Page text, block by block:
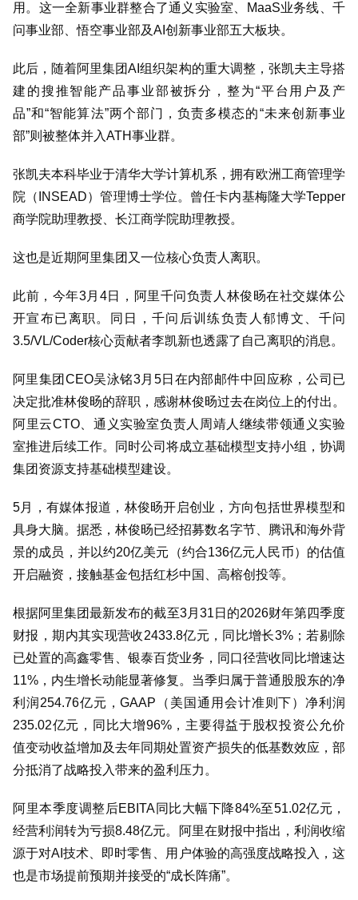
用。这一全新事业群整合了通义实验室、
MaaS业务线、千
问事业部、悟空事业部及AI 创新事业部五大板块。
此后，随着阿里集团AI组织架构的重大调整，张凯夫主导搭
建的搜推智能产品事业部被拆分，整为“平台用户及产
品”和“智能算法”两个部门，负责多模态的“未来创新事业
部”则被整体并入ATH事业群。
张凯夫本科毕业于清华大学计算机系，拥有欧洲工商管理学
院（ INSEAD）管理博士学位。曾任卡内基梅隆大学Tepper
商学院助理教授、长江商学院助理教授。
这也是近期阿里集团又一位核心负责人离职。
此前，今年3月 4日，阿里千问负责人林俊旸在社交媒体公
开宣布已离职。同日，千问后训练负责人郁博文、千问
3.5/VL/Coder核心贡献者李凯新也透露了自己离职的消息。
阿里集团 CEO吴泳铭3月 5日在内部邮件中回应称，公司已
决定批准林俊旸的辞职，感谢林俊旸过去在岗位上的付出。
阿里云CTO、通义实验室负责人周靖人继续带领通义实验
室推进后续工作。同时公司将成立基础模型支持小组，协调
集团资源支持基础模型建设。
5月，有媒体报道，林俊旸开启创业，方向包括世界模型和
具身大脑。据悉，林俊旸已经招募数名字节、腾讯和海外背
景的成员，并以约20亿美元（约合136亿元人民币） 的估值
开启融资，接触基金包括红杉中国、高榕创投等。
根据阿里集团最新发布的截至3月 31 日的2026财年第四季度
财报，期内其实现营收2433.8亿元，同比增长3%；若剔除
已处置的高鑫零售、银泰百货业务，同口径营收同比增速达
11% ，内生增长动能显著修复。当季归属于普通股股东的净
利润 254.76亿元，GAAP （美国通用会计准则下）净利润
235.02亿元，同比大增96%，主要得益于股权投资公允价
值变动收益增加及去年同期处置资产损失的低基数效应，部
分抵消了战略投入带来的盈利压力。
阿里本季度调整后EBITA同比大幅下降84%至51.02亿元，
经营利润转为亏损8.48亿元。阿里在财报中指出，利润收缩
源于对AI技术、即时零售、用户体验的高强度战略投入，这
也是市场提前预期并接受的“成长阵痛”。